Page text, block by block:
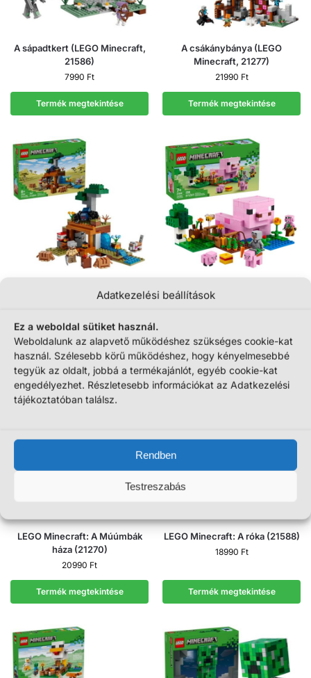
Adatkezelési beállítások
Ez a weboldal sütiket használ.
Weboldalunk az alapvető működéshez szükséges cookie-kat
használ. Szélesebb körű működéshez, hogy kényelmesebbé
tegyük az oldalt, jobbá a termékajánlót, egyéb cookie-kat
engedélyezhet. Részletesebb információkat az Adatkezelési
tájékoztatóban találsz.
Rendben
Testreszabás
A sápadtkert (LEGO Minecraft,
21586)
7990 Ft
Termék megtekintése
A csákánybánya (LEGO
Minecraft, 21277)
21990 Ft
Termék megtekintése
LEGO Minecraft: Tatuexpedíció
12490 Ft
Termék megtekintése
LEGO Minecraft: A kismalac
Termék megtekintése
LEGO Minecraft: A Múúmbák
háza (21270)
20990 Ft
Termék megtekintése
LEGO Minecraft: A róka (21588)
18990 Ft
Termék megtekintése